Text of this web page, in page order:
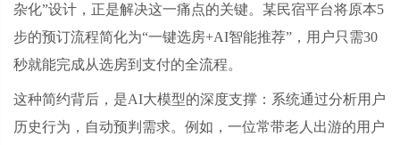
杂化”设计，正是解决这一痛点的关键。某民宿平台将原本5
步的预订流程简化为“一键选房+AI智能推荐”，用户只需30
秒就能完成从选房到支付的全流程。
这种简约背后，是AI大模型的深度支撑：系统通过分析用户
历史行为，自动预判需求。例如，一位常带老人出游的用户